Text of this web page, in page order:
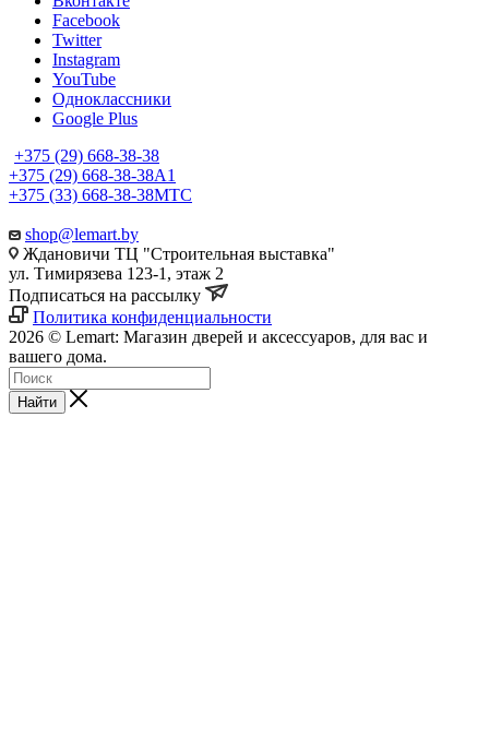
Facebook
Twitter
Instagram
YouTube
Одноклассники
Google Plus
+375 (29) 668-38-38
+375 (29) 668-38-38A1
+375 (33) 668-38-38МТС
shop@lemart.by
Ждановичи ТЦ "Строительная выставка"
ул. Тимирязева 123-1, этаж 2
Подписаться на рассылку
Политика конфиденциальности
2026 © Lemart: Магазин дверей и аксессуаров, для вас и
вашего дома.
Найти